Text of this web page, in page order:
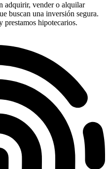
adquirir, vender o alquilar
buscan una inversión segura.
prestamos hipotecarios.